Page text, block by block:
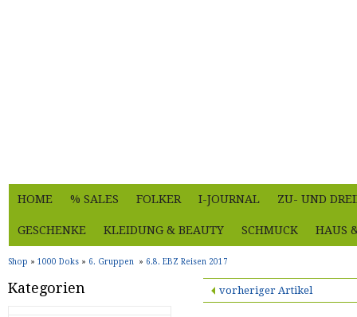
HOME % SALES FOLKER I-JOURNAL ZU- UND
GESCHENKE KLEIDUNG & BEAUTY SCHMUCK HAUS
Shop » 1000 Doks » 6. Gruppen » 6.8. EBZ Reisen 2017
vorheriger Artikel
Kategorien